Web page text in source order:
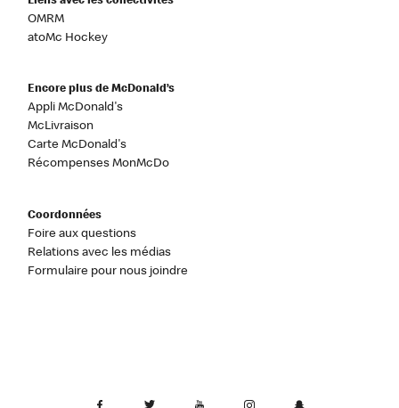
OMRM
atoMc Hockey
Encore plus de McDonald’s
Appli McDonald's
McLivraison
Carte McDonald's
Récompenses MonMcDo
Coordonnées
Foire aux questions
Relations avec les médias
Formulaire pour nous joindre